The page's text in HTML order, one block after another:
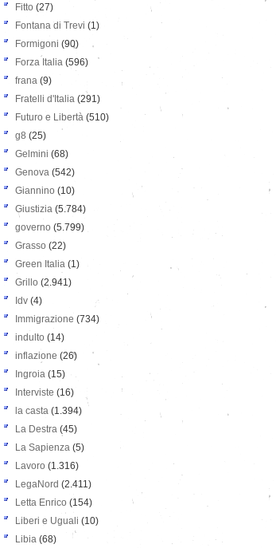
Fitto (27)
Fontana di Trevi (1)
Formigoni (90)
Forza Italia (596)
frana (9)
Fratelli d'Italia (291)
Futuro e Libertà (510)
g8 (25)
Gelmini (68)
Genova (542)
Giannino (10)
Giustizia (5.784)
governo (5.799)
Grasso (22)
Green Italia (1)
Grillo (2.941)
Idv (4)
Immigrazione (734)
indulto (14)
inflazione (26)
Ingroia (15)
Interviste (16)
la casta (1.394)
La Destra (45)
La Sapienza (5)
Lavoro (1.316)
LegaNord (2.411)
Letta Enrico (154)
Liberi e Uguali (10)
Libia (68)